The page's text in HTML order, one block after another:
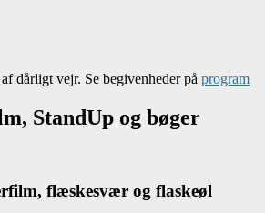
dårligt vejr. Se begivenheder på program
StandUp og bøger
flæskesvær og flaskeøl